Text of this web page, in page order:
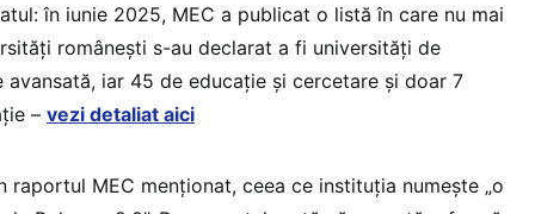
în iunie 2025, MEC a publicat o listă în care nu mai
românești s-au declarat a fi universități de
avansată, iar 45 de educație și cercetare și doar 7
– vezi detaliat aici
raportul MEC menționat, ceea ce instituția numește „o